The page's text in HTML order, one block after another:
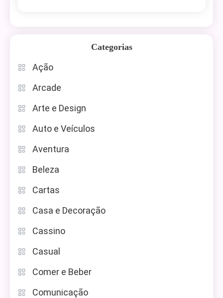
Categorias
Ação
Arcade
Arte e Design
Auto e Veículos
Aventura
Beleza
Cartas
Casa e Decoração
Cassino
Casual
Comer e Beber
Comunicação